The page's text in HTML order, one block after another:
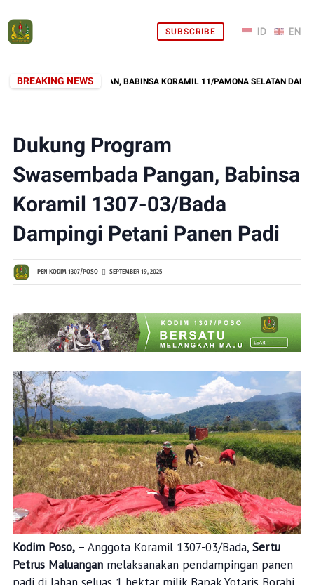
SUBSCRIBE
BREAKING NEWS
SAMBUT KEMERDEKAAN, BABINSA KORAMIL 11/PAMONA SELATAN DAN
Dukung Program
Swasembada Pangan, Babinsa
Koramil 1307-03/Bada
Dampingi Petani Panen Padi
PEN KODIM 1307/POSO SEPTEMBER 19, 2025
Kodim Poso, – Anggota Koramil 1307-03/Bada, Sertu
Petrus Maluanganmelaksanakan pendampingan panen